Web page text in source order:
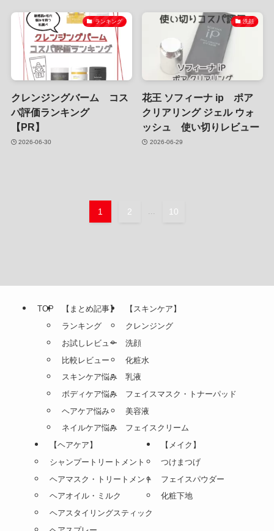
ランキング
クレンジングバーム コス
パ評価ランキング
【PR】
2026-06-30
洗顔
花王 ソフィーナ ip ポア
クリアリング ジェル ウォ
ッシュ 使い切りレビュー
2026-06-29
1 2 ... 10
TOP
【まとめ記事】
ランキング
お試しレビュー
比較レビュー
スキンケア悩み
ボディケア悩み
ヘアケア悩み
ネイルケア悩み
【スキンケア】
クレンジング
洗顔
化粧水
乳液
フェイスマスク・トナーパッド
美容液
フェイスクリーム
【ヘアケア】
シャンプートリートメント
ヘアマスク・トリートメント
ヘアオイル・ミルク
ヘアスタイリングスティック
【メイク】
つけまつげ
フェイスパウダー
化粧下地